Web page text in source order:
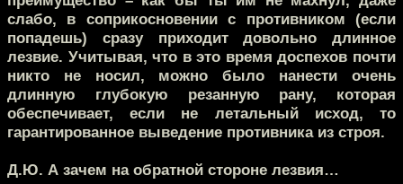
слабо, в соприкосновении с противником (если
попадешь) сразу приходит довольно длинное
лезвие. Учитывая, что в это время доспехов почти
никто не носил, можно было нанести очень
длинную глубокую резанную рану, которая
обеспечивает, если не летальный исход, то
гарантированное выведение противника из строя.
Д.Ю. А зачем на обратной стороне лезвия…